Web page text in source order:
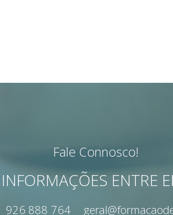
Fale Connosco!
ENTRE
926 888 764